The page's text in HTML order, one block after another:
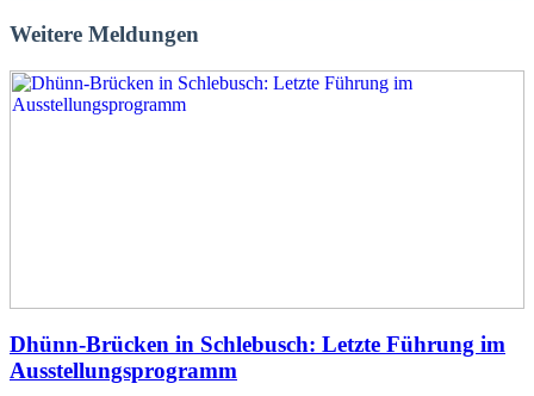
Weitere Meldungen
Dhünn-Brücken in Schlebusch: Letzte Führung im
Ausstellungsprogramm